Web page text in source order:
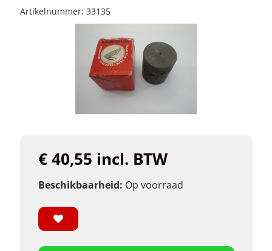
Artikelnummer: 33135
€ 40,55 incl. BTW
Beschikbaarheid: Op voorraad